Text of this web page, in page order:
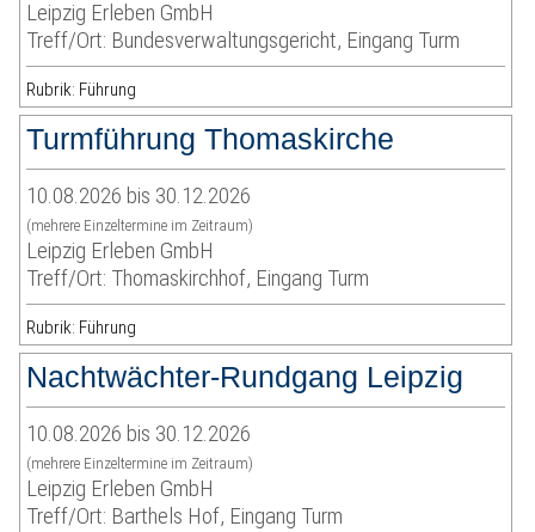
Leipzig Erleben GmbH
Treff/Ort: Bundesverwaltungsgericht, Eingang Turm
Rubrik: Führung
Turmführung Thomaskirche
10.08.2026 bis 30.12.2026
(mehrere Einzeltermine im Zeitraum)
Leipzig Erleben GmbH
Treff/Ort: Thomaskirchhof, Eingang Turm
Rubrik: Führung
Nachtwächter-Rundgang Leipzig
10.08.2026 bis 30.12.2026
(mehrere Einzeltermine im Zeitraum)
Leipzig Erleben GmbH
Treff/Ort: Barthels Hof, Eingang Turm